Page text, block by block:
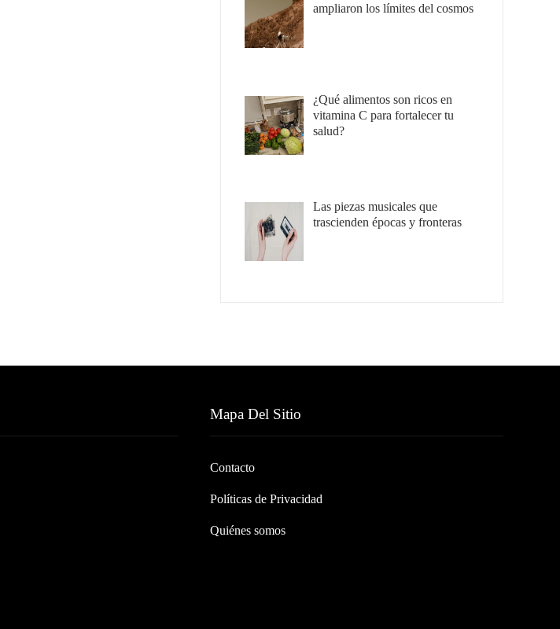
ampliaron los límites del cosmos
¿Qué alimentos son ricos en
vitamina C para fortalecer tu
salud?
Las piezas musicales que
trascienden épocas y fronteras
Mapa Del Sitio
Contacto
Políticas de Privacidad
Quiénes somos